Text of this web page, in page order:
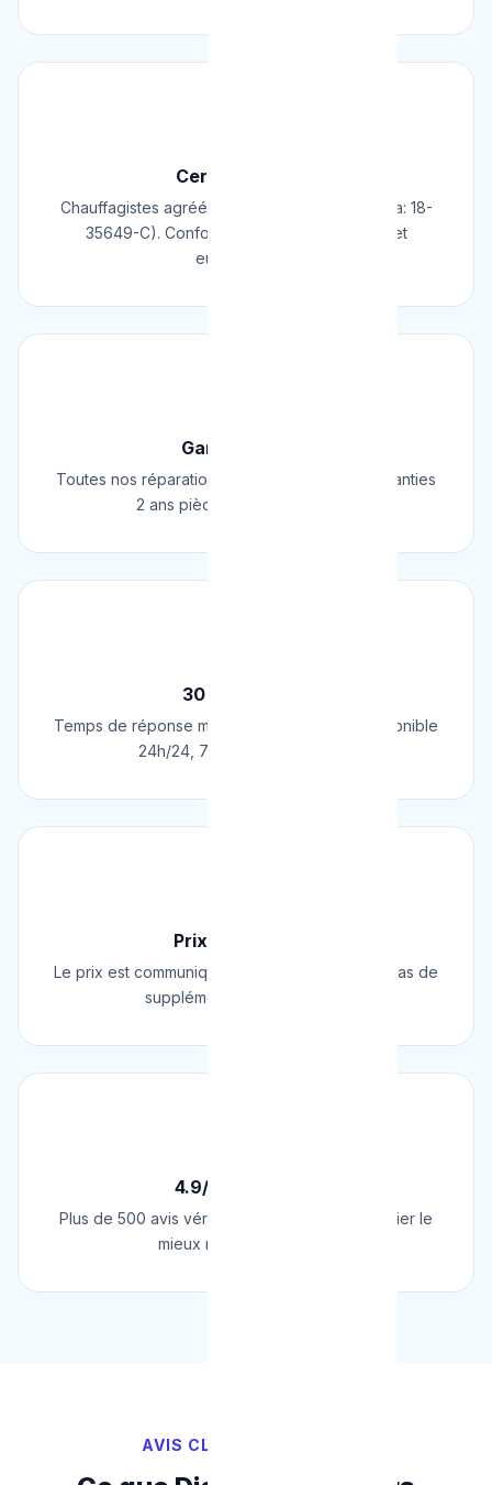
Certifié & Agréé
Chauffagistes agréés Cerga/Cedicol (N° Cerga: 18-
35649-C). Conformes aux normes belges et
européennes.
Garantie 2 Ans
Toutes nos réparations et installations sont garanties
2 ans pièces et main d'œuvre.
30 Min Chrono
Temps de réponse moyen de 30 minutes. Disponible
24h/24, 7j/7, 365 jours par an.
Prix Fixe Garanti
Le prix est communiqué AVANT l'intervention. Pas de
supplément surprise, jamais.
4.9/5 sur Google
Plus de 500 avis vérifiés sur Google. Le plombier le
mieux noté de Belgique.
AVIS CLIENTS VÉRIFIÉS